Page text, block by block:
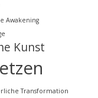
Awakening
Kunst
Transformation